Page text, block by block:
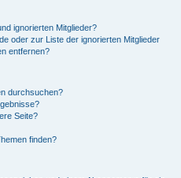
ignorierten Mitglieder?
oder zur Liste der ignorierten Mitglieder
entfernen?
durchsuchen?
Seite?
finden?